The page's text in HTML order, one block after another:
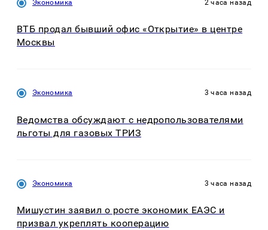
Экономика 2 часа назад
ВТБ продал бывший офис «Открытие» в центре
Москвы
Экономика 3 часа назад
Ведомства обсуждают с недропользователями
льготы для газовых ТРИЗ
Экономика 3 часа назад
Мишустин заявил о росте экономик ЕАЭС и
призвал укреплять кооперацию